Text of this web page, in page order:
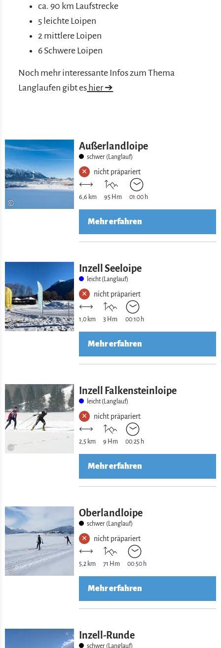
ca. 90 km Laufstrecke
5 leichte Loipen
2 mittlere Loipen
6 Schwere Loipen
Noch mehr interessante Infos zum Thema
Langlaufen gibt es hier ➔
©
Außerlandloipe
schwer (Langlauf)
nicht präpariert
6,6 km 95 Hm 01:00 h
Mehr erfahren
©
Inzell Seeloipe
leicht (Langlauf)
nicht präpariert
1,0 km 3 Hm 00:10 h
Mehr erfahren
©
Inzell Falkensteinloipe
leicht (Langlauf)
nicht präpariert
2,5 km 9 Hm 00:25 h
Mehr erfahren
©
Oberlandloipe
schwer (Langlauf)
nicht präpariert
5,2 km 71 Hm 00:50 h
Mehr erfahren
Inzell-Runde
schwer (Langlauf)